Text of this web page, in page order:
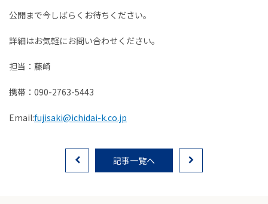
家選びの知識
よくあるご質問
物件に関する
お問い合わせはこちらから
0258-34-2221
公開まで今しばらくお待ちください。
詳細はお気軽にお問い合わせください。
担当：藤崎
携帯：090-2763-5443
Email:fujisaki@ichidai-k.co.jp
記事一覧へ